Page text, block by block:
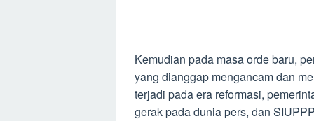
Kemudian pada masa orde baru,
yang dianggap mengancam dan
terjadi pada era reformasi,
gerak pada dunia pers, dan